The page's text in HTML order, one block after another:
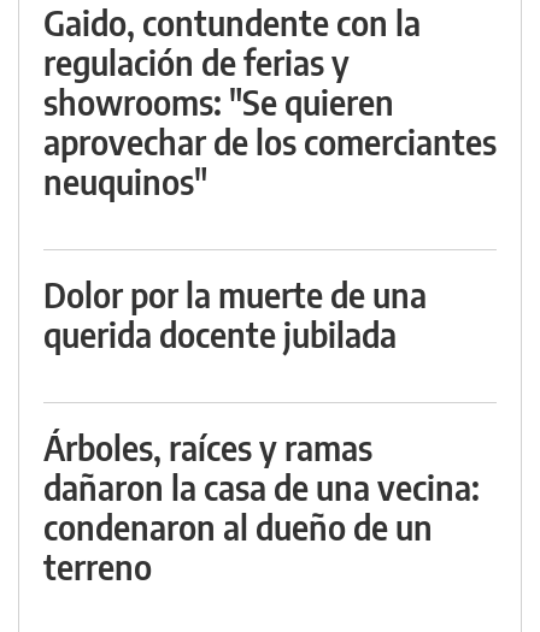
Gaido, contundente con la
regulación de ferias y
showrooms: "Se quieren
aprovechar de los comerciantes
neuquinos"
Dolor por la muerte de una
querida docente jubilada
Árboles, raíces y ramas
dañaron la casa de una vecina:
condenaron al dueño de un
terreno